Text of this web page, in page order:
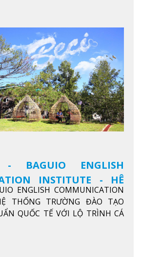
BAGUIO ENGLISH
INSTITUTE - HỆ
ĐÀO TẠO TIẾNG
TẾ
ENGLISH COMMUNICATION
THỐNG TRƯỜNG ĐÀO TẠO
QUỐC TẾ VỚI LỘ TRÌNH CÁ